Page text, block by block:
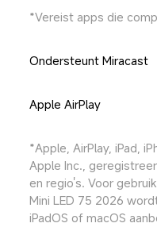
*Vereist apps die
Ondersteunt Miracast
Apple AirPlay
*Apple, AirPlay, iPad,
Apple Inc.,
en regio's. Voor
Mini LED 75 2026
iPadOS of macOS